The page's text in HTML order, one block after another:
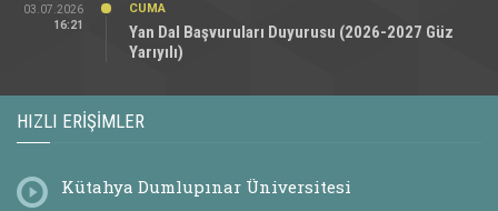
03.07.2026
16:21
CUMA
Yan Dal Başvuruları Duyurusu (2026-2027 Güz
Yarıyılı)
HIZLI ERIŞIMLER
Kütahya Dumlupınar Üniversitesi